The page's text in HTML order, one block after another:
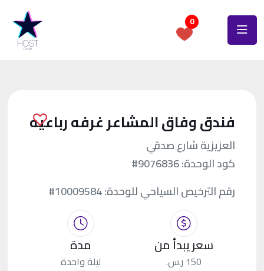
0
فندق وفاق المشاعر غرفه رباعيه
العزيزية شارع صدقي
كود الوحدة:#9076836
رقم الترخيص السياحي للوحدة:#10009584
سعر يبدأ من
150 ر.س.
مدة
ليلة واحدة